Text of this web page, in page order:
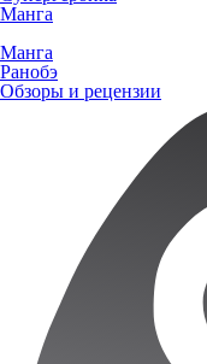
Манга
Манга
Ранобэ
Обзоры и рецензии